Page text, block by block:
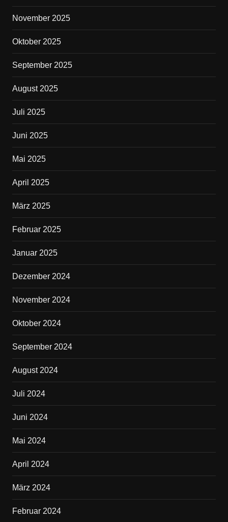
November 2025
Oktober 2025
September 2025
August 2025
Juli 2025
Juni 2025
Mai 2025
April 2025
März 2025
Februar 2025
Januar 2025
Dezember 2024
November 2024
Oktober 2024
September 2024
August 2024
Juli 2024
Juni 2024
Mai 2024
April 2024
März 2024
Februar 2024